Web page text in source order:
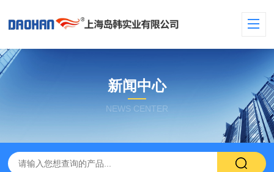
新闻中心
NEWS CENTER